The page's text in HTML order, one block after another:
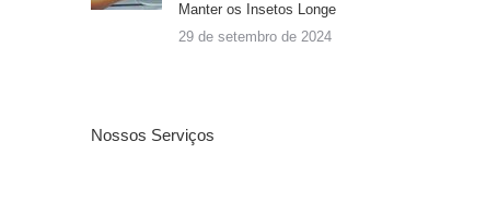
Manter os Insetos Longe
29 de setembro de 2024
Nossos Serviços